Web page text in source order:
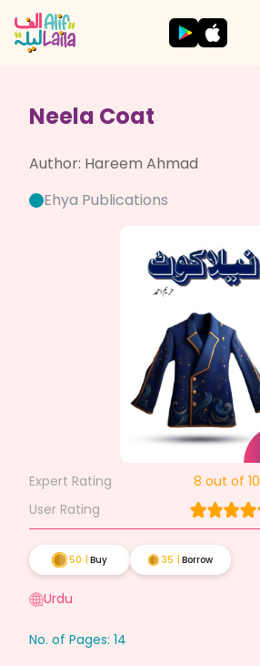
Neela Coat
Author: Hareem Ahmad
Ehya Publications
Expert Rating 8 out of 10
User Rating
50 Buy 35 Borrow
Urdu
No. of Pages: 14